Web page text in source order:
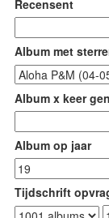
Recensent
Album met
Album x keer
Album op jaar
Tijdschrift